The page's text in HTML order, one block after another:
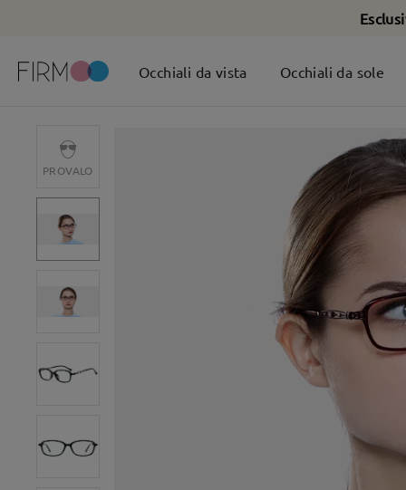
Occhiali da vista Occhiali da sole
PROVALO